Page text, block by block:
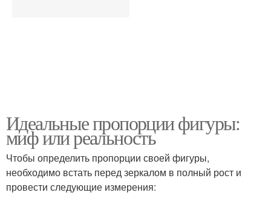
Идеальные пропорции фигуры:
миф или реальность
Чтобы определить пропорции своей фигуры,
необходимо встать перед зеркалом в полный рост и
провести следующие измерения: